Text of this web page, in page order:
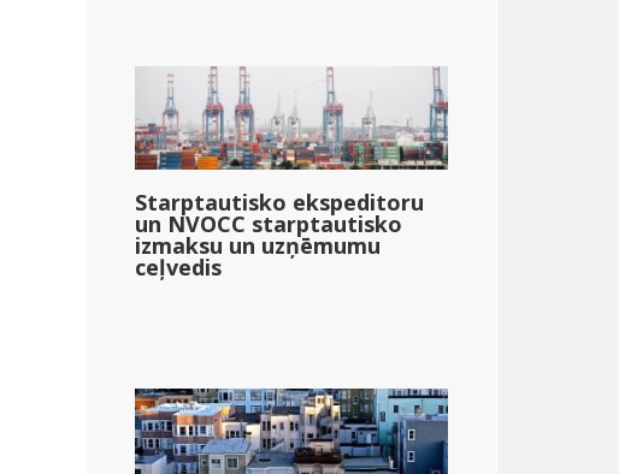
Starptautisko ekspeditoru
un NVOCC starptautisko
izmaksu un uzņēmumu
ceļvedis